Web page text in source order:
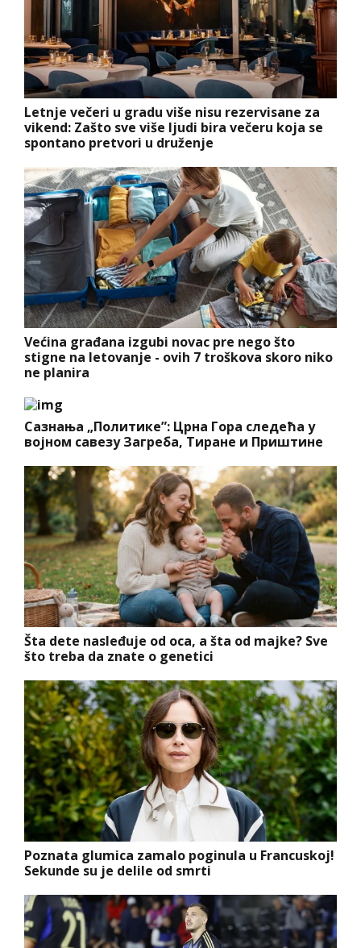
Letnje večeri u gradu više nisu rezervisane za
vikend: Zašto sve više ljudi bira večeru koja se
spontano pretvori u druženje
Većina građana izgubi novac pre nego što
stigne na letovanje - ovih 7 troškova skoro niko
ne planira
Сазнања „Политике”: Црна Гора следећа у
војном савезу Загреба, Тиране и Приштине
Šta dete nasleđuje od oca, a šta od majke? Sve
što treba da znate o genetici
Poznata glumica zamalo poginula u Francuskoj!
Sekunde su je delile od smrti